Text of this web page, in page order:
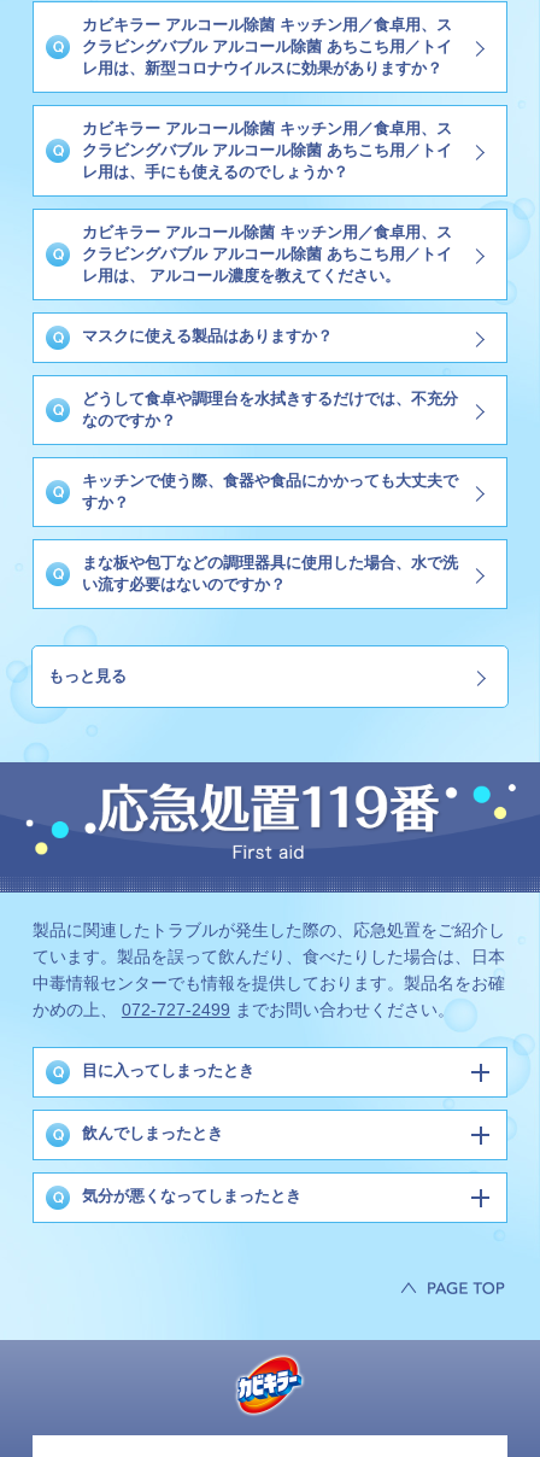
カビキラー アルコール除菌 キッチン用／食卓用、ス
クラビングバブル アルコール除菌 あちこち用／トイ
レ用は、新型コロナウイルスに効果がありますか？
カビキラー アルコール除菌 キッチン用／食卓用、ス
クラビングバブル アルコール除菌 あちこち用／トイ
レ用は、手にも使えるのでしょうか？
カビキラー アルコール除菌 キッチン用／食卓用、ス
クラビングバブル アルコール除菌 あちこち用／トイ
レ用は、 アルコール濃度を教えてください。
マスクに使える製品はありますか？
どうして食卓や調理台を水拭きするだけでは、不充分
なのですか？
キッチンで使う際、食器や食品にかかっても大丈夫で
すか？
まな板や包丁などの調理器具に使用した場合、水で洗
い流す必要はないのですか？
もっと見る
製品に関連したトラブルが発生した際の、応急処置をご紹介し
ています。製品を誤って飲んだり、食べたりした場合は、日本
中毒情報センターでも情報を提供しております。製品名をお確
かめの上、 072-727-2499 までお問い合わせください。
目に入ってしまったとき
飲んでしまったとき
気分が悪くなってしまったとき